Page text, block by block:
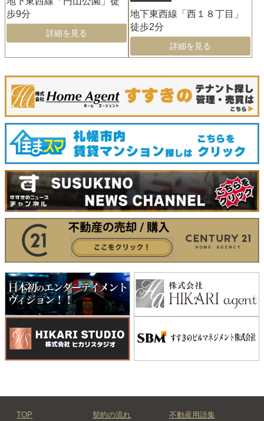
歩9分
詳細を見る
地下東西線「西１８丁目」
徒歩2分
詳細を見る
TOP 契約の流れ 不動産用語集